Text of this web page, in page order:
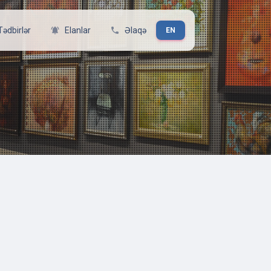
notifications_active Elanlar
SILSILƏSI
phone Əlaqə EN